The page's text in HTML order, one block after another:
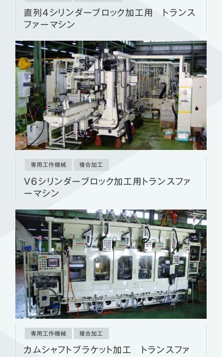
直列４シリンダーブロック加工用 トランス
ファーマシン
専用工作機械 複合加工
Ｖ６シリンダーブロック加工用トランスファ
ーマシン
専用工作機械 複合加工
カムシャフトブラケット加工 トランスファ